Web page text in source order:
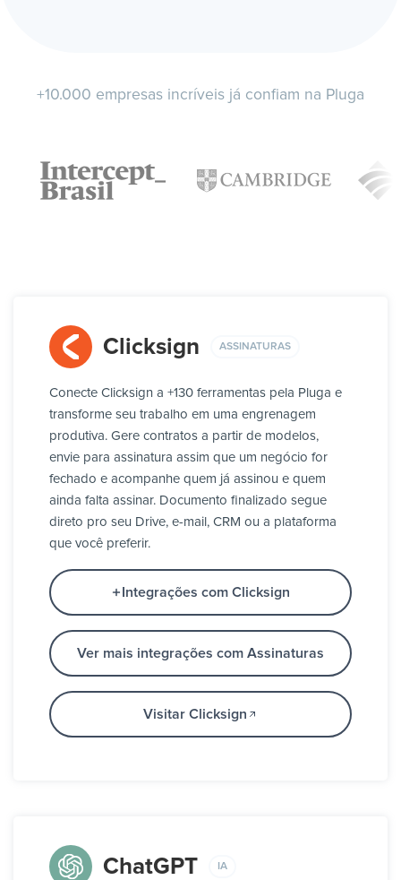
+10.000 empresas incríveis já confiam na Pluga
Clicksign ASSINATURAS
Conecte Clicksign a +130 ferramentas pela Pluga e
transforme seu trabalho em uma engrenagem
produtiva. Gere contratos a partir de modelos,
envie para assinatura assim que um negócio for
fechado e acompanhe quem já assinou e quem
ainda falta assinar. Documento finalizado segue
direto pro seu Drive, e-mail, CRM ou a plataforma
que você preferir.
Integrações com Clicksign
Ver mais integrações com Assinaturas
Visitar Clicksign
ChatGPT IA